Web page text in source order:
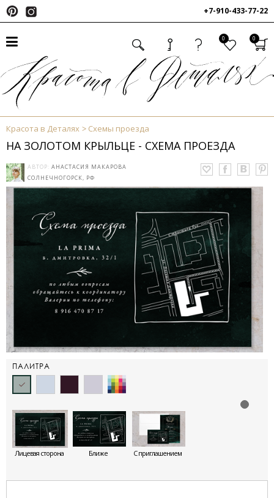
+7-910-433-77-22
0 0
Красота в Деталях Схемы проезда
НА ЗОЛОТОМ КРЫЛЬЦЕ - СХЕМА ПРОЕЗДА
АВТОР: АНАСТАСИЯ МАКАРОВА
СОЛНЕЧНОГОРСК, РФ
ПАЛИТРА
Лицевая сторона Ближе С приглашением